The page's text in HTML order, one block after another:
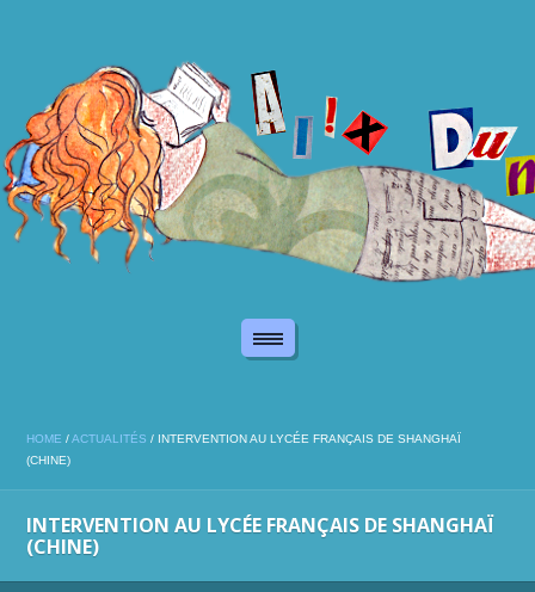
HOME /ACTUALITÉS / INTERVENTION AU LYCÉE FRANÇAIS DE SHANGHAÏ
(CHINE)
INTERVENTION AU LYCÉE FRANÇAIS DE SHANGHAÏ
(CHINE)